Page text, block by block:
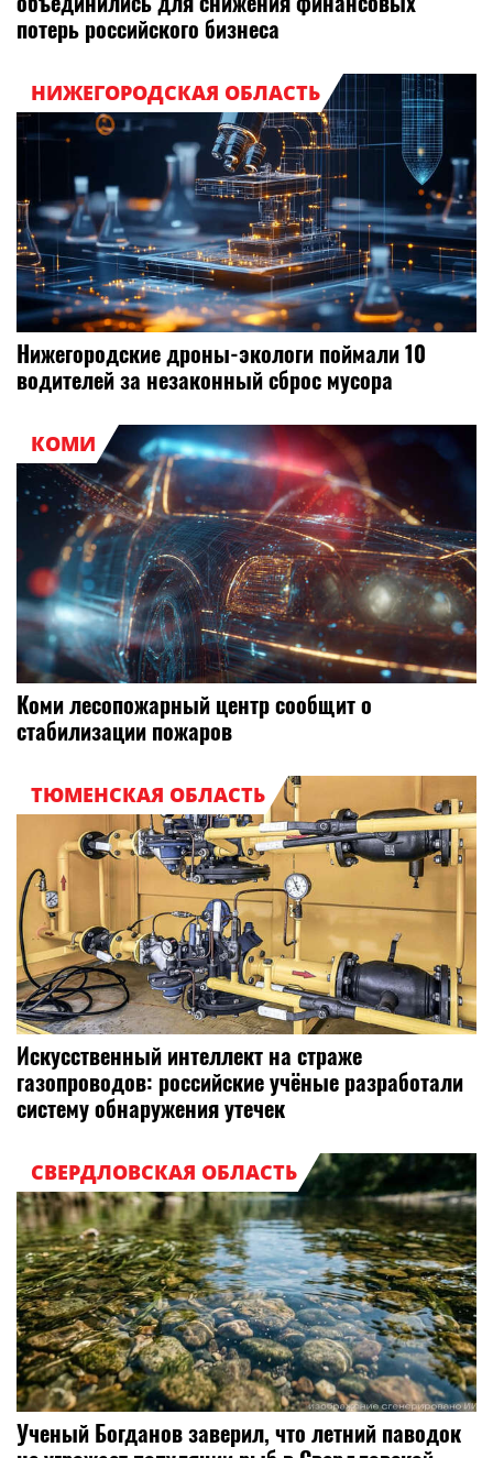
потерь российского бизнеса
НИЖЕГОРОДСКАЯ ОБЛАСТЬ
Нижегородские дроны-экологи поймали 10
водителей за незаконный сброс мусора
КОМИ
Коми лесопожарный центр сообщит о
стабилизации пожаров
ТЮМЕНСКАЯ ОБЛАСТЬ
Искусственный интеллект на страже
газопроводов: российские учёные разработали
систему обнаружения утечек
СВЕРДЛОВСКАЯ ОБЛАСТЬ
Ученый Богданов заверил, что летний паводок